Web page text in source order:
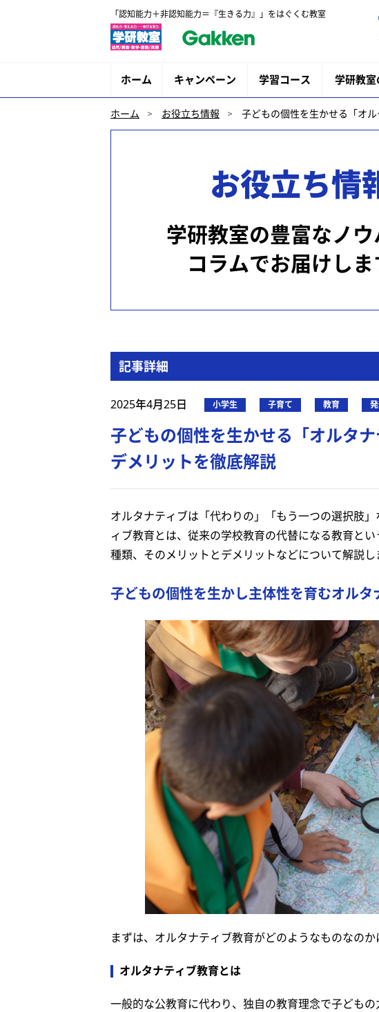
「認知能力＋非認知能力＝『生きる力』」をはぐくむ教室
ホーム キャンペーン 学習コース 学研教
ホーム お役立ち情報 子どもの個性を生かせる「オ
お役立ち情
学研教室の豊富なノウ
コラムでお届けしま
記事詳細
2025年4月25日 小学生 子育て 教育
子どもの個性を生かせる「オルタ
デメリットを徹底解説
オルタナティブは「代わりの」「もう一つの選択肢
ィブ教育とは、従来の学校教育の代替になる教育と
種類、そのメリットとデメリットなどについて解説し
子どもの個性を生かし主体性を育むオルタ
まずは、オルタナティブ教育がどのようなものなのか
オルタナティブ教育とは
一般的な公教育に代わり、独自の教育理念で子ども